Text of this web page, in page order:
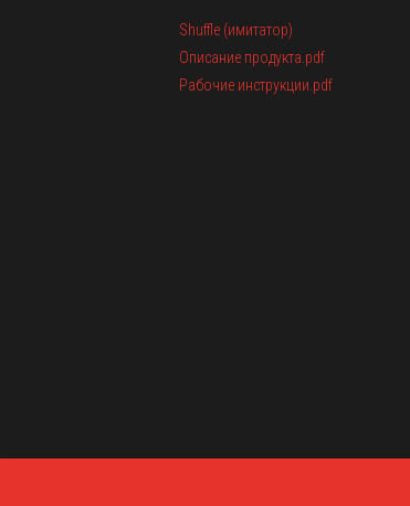
Shuffle (имитатор)
Описание продукта.pdf
Рабочие инструкции.pdf